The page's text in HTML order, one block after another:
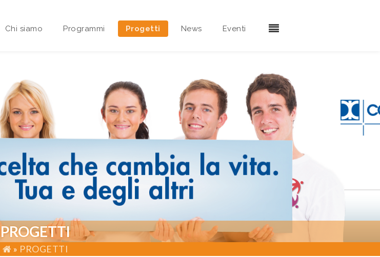
Chi siamo
Area riservata Sedi Territoriali
Programmi Progetti News Eventi
PROGETTI
» PROGETTI